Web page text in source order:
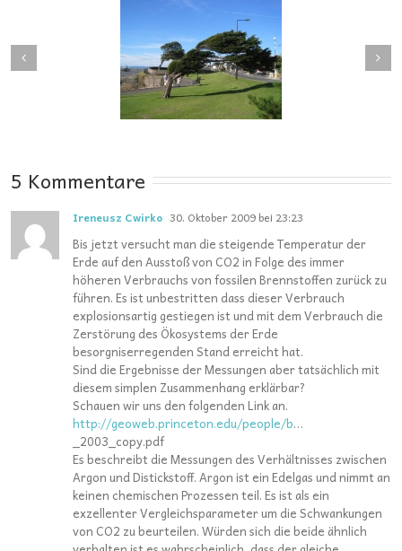
und Windbruch:
Hochwasser und
Klimamodelle: Lassen
sich extreme
Niederschläge
5 Kommentare
Ireneusz Cwirko 30. Oktober 2009 bei 23:23
Bis jetzt versucht man die steigende Temperatur der
Erde auf den Ausstoß von CO2 in Folge des immer
höheren Verbrauchs von fossilen Brennstoffen zurück zu
führen. Es ist unbestritten dass dieser Verbrauch
explosionsartig gestiegen ist und mit dem Verbrauch die
Zerstörung des Ökosystems der Erde
besorgniserregenden Stand erreicht hat.
Sind die Ergebnisse der Messungen aber tatsächlich mit
diesem simplen Zusammenhang erklärbar?
Schauen wir uns den folgenden Link an.
http://geoweb.princeton.edu/people/b…
_2003_copy.pdf
Es beschreibt die Messungen des Verhältnisses zwischen
Argon und Distickstoff. Argon ist ein Edelgas und nimmt an
keinen chemischen Prozessen teil. Es ist als ein
exzellenter Vergleichsparameter um die Schwankungen
von CO2 zu beurteilen. Würden sich die beide ähnlich